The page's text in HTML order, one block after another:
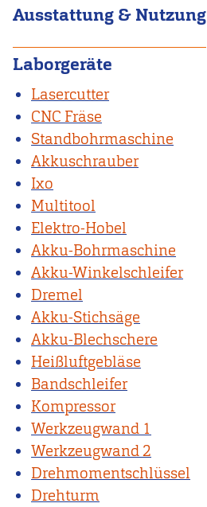
Ausstattung & Nutzung
Laborgeräte
Lasercutter
CNC Fräse
Standbohrmaschine
Akkuschrauber
Ixo
Multitool
Elektro-Hobel
Akku-Bohrmaschine
Akku-Winkelschleifer
Dremel
Akku-Stichsäge
Akku-Blechschere
Heißluftgebläse
Bandschleifer
Kompressor
Werkzeugwand 1
Werkzeugwand 2
Drehmomentschlüssel
Drehturm